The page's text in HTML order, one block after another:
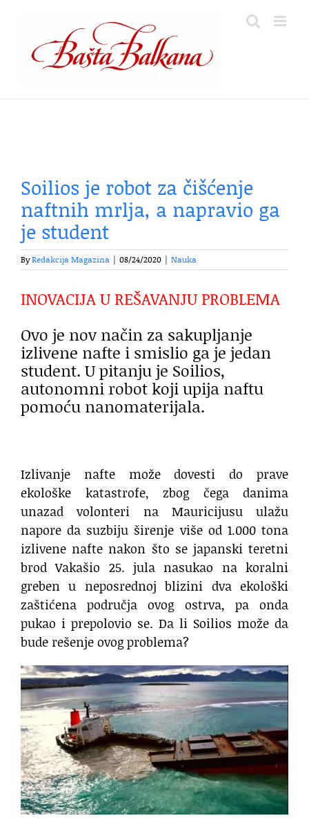
content
Soilios je robot za čišćenje
naftnih mrlja, a napravio ga
je student
ByRedakcija Magazina 08/24/2020 Nauka
INOVACIJA U REŠAVANJU PROBLEMA
Ovo je nov način za sakupljanje
izlivene nafte i smislio ga je jedan
student. U pitanju je Soilios,
autonomni robot koji upija naftu
pomoću nanomaterijala.
Izlivanje nafte može dovesti do prave
ekološke katastrofe, zbog čega danima
unazad volonteri na Mauricijusu ulažu
napore da suzbiju širenje više od 1.000 tona
izlivene nafte nakon što se japanski teretni
brod Vakašio 25. jula nasukao na koralni
greben u neposrednoj blizini dva ekološki
zaštićena područja ovog ostrva, pa onda
pukao i prepolovio se. Da li Soilios može da
bude rešenje ovog problema?